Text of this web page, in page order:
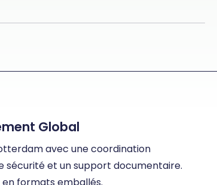
Global
avec une coordination
sécurité et un support documentaire.
formats emballés.